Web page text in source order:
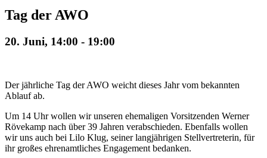
Tag der AWO
20. Juni, 14:00 - 19:00
Der jährliche Tag der AWO weicht dieses Jahr vom bekannten
Ablauf ab.
Um 14 Uhr wollen wir unseren ehemaligen Vorsitzenden Werner
Rövekamp nach über 39 Jahren verabschieden. Ebenfalls wollen
wir uns auch bei Lilo Klug, seiner langjährigen Stellvertreterin, für
ihr großes ehrenamtliches Engagement bedanken.